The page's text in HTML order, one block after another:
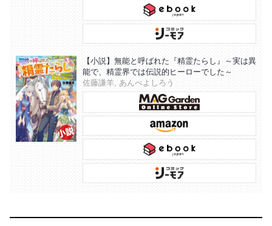
【小説】無能と呼ばれた『精霊たらし』～実は異
能で、精霊界では伝説的ヒーローでした～
佐藤謙羊, あんべよしろう